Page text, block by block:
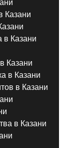
Казани
в Казани
Казани
в Казани
в Казани
в Казани